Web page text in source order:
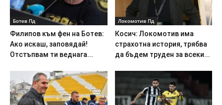
Ботев Пд
Филипов към фен на Ботев:
Ако искаш, заповядай!
Отстъпвам ти веднага...
Локомотив Пд
Косич: Локомотив има
страхотна история, трябва
да бъдем труден за всеки...